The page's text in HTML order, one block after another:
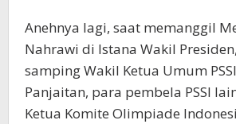
Anehnya lagi, saat memanggil
Nahrawi di Istana Wakil
samping Wakil Ketua Umum
Panjaitan, para pembela PSSI
Ketua Komite Olimpiade